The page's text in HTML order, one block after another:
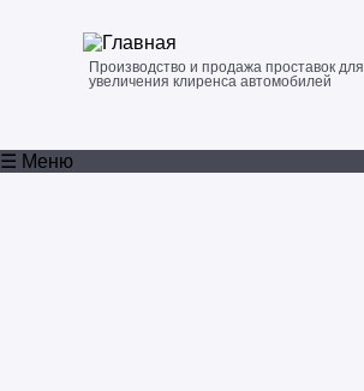
Производство и продажа проставок для
увеличения клиренса автомобилей
☰ Меню